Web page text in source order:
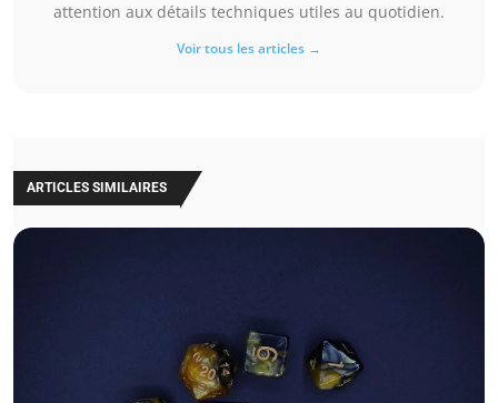
attention aux détails techniques utiles au quotidien.
Voir tous les articles →
ARTICLES SIMILAIRES